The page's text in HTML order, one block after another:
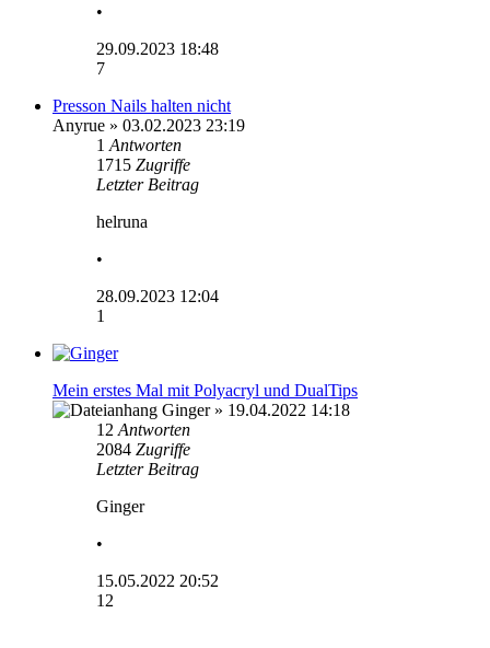
•
29.09.2023 18:48
7
Presson Nails halten nicht
Anyrue » 03.02.2023 23:19
1 Antworten
1715 Zugriffe
Letzter Beitrag
helruna
•
28.09.2023 12:04
1
Mein erstes Mal mit Polyacryl und DualTips
Ginger» 19.04.2022 14:18
12 Antworten
2084 Zugriffe
Letzter Beitrag
Ginger
•
15.05.2022 20:52
12